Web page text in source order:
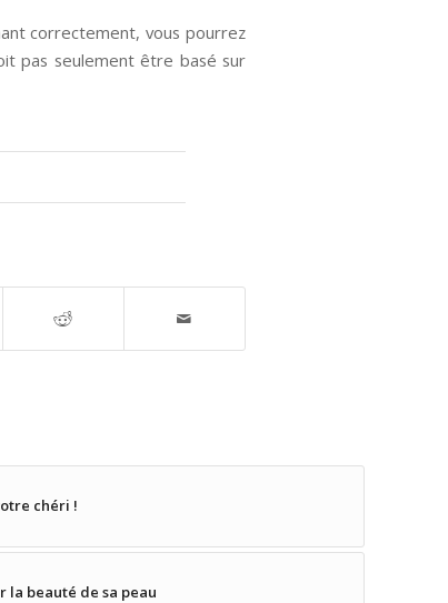
correctement, vous pourrez
pas seulement être basé sur
chéri !
la beauté de sa peau